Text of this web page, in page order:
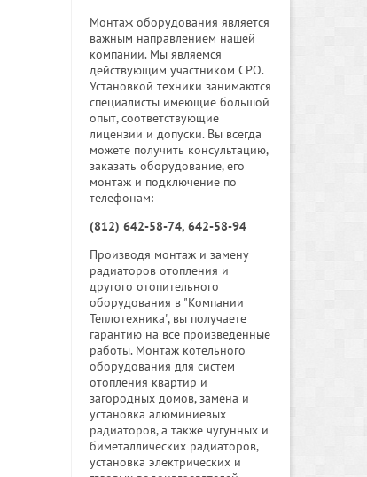
Монтаж оборудования является
важным направлением нашей
компании. Мы являемся
действующим участником СРО.
Установкой техники занимаются
специалисты имеющие большой
опыт, соответствующие
лицензии и допуски. Вы всегда
можете получить консультацию,
заказать оборудование, его
монтаж и подключение по
телефонам:
(812) 642-58-74, 642-58-94
Производя монтаж и замену
радиаторов отопления и
другого отопительного
оборудования в "Компании
Теплотехника", вы получаете
гарантию на все произведенные
работы. Монтаж котельного
оборудования для систем
отопления квартир и
загородных домов, замена и
установка алюминиевых
радиаторов, а также чугунных и
биметаллических радиаторов,
установка электрических и